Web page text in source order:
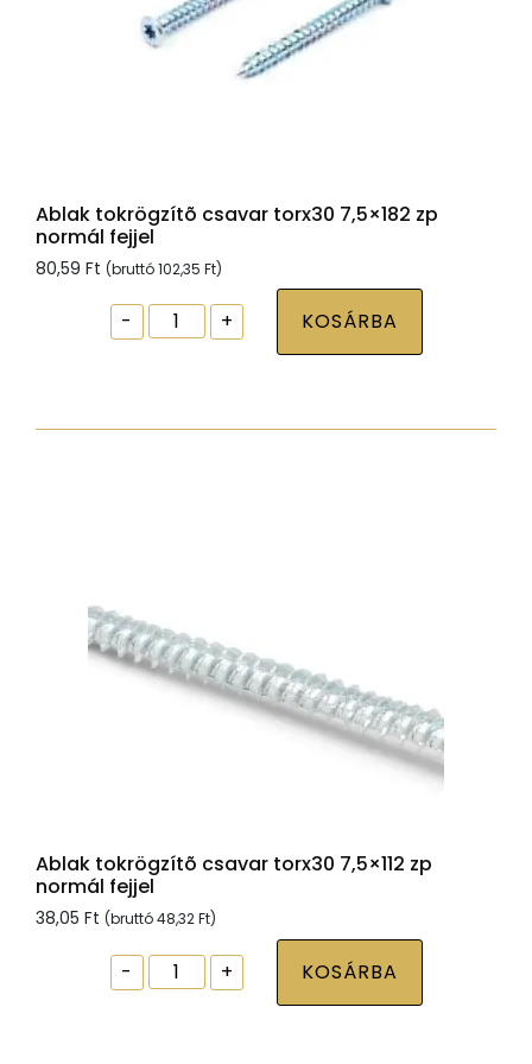
Ablak tokrögzítõ csavar torx30 7,5×182 zp
normál fejjel
80,59 Ft (bruttó102,35 Ft)
-
Ablak
tokrögzítõ
7,5x182
+ KOSÁRBA
Ablak tokrögzítõ csavar torx30 7,5×112 zp
normál fejjel
38,05 Ft (bruttó48,32Ft)
-
Ablak
tokrögzítõ
+ KOSÁRBA